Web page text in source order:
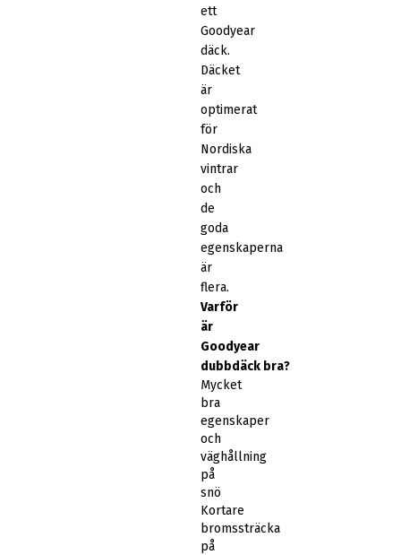
ett
Goodyear
däck.
Däcket
är
optimerat
för
Nordiska
vintrar
och
de
goda
egenskaperna
är
flera.
Varför
är
Goodyear
dubbdäck bra?
Mycket
bra
egenskaper
och
väghållning
på
snö
Kortare
bromssträcka
på